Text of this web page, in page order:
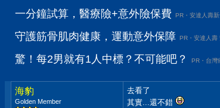
一分鐘試算，醫療險+意外險保費 PR・安達人壽
守護筋骨肌肉健康，運動意外保障 PR・安達人壽
驚！每2男就有1人中標？不可能吧？ PR・台灣
海豹
Golden Member
去看了
其實...還不錯